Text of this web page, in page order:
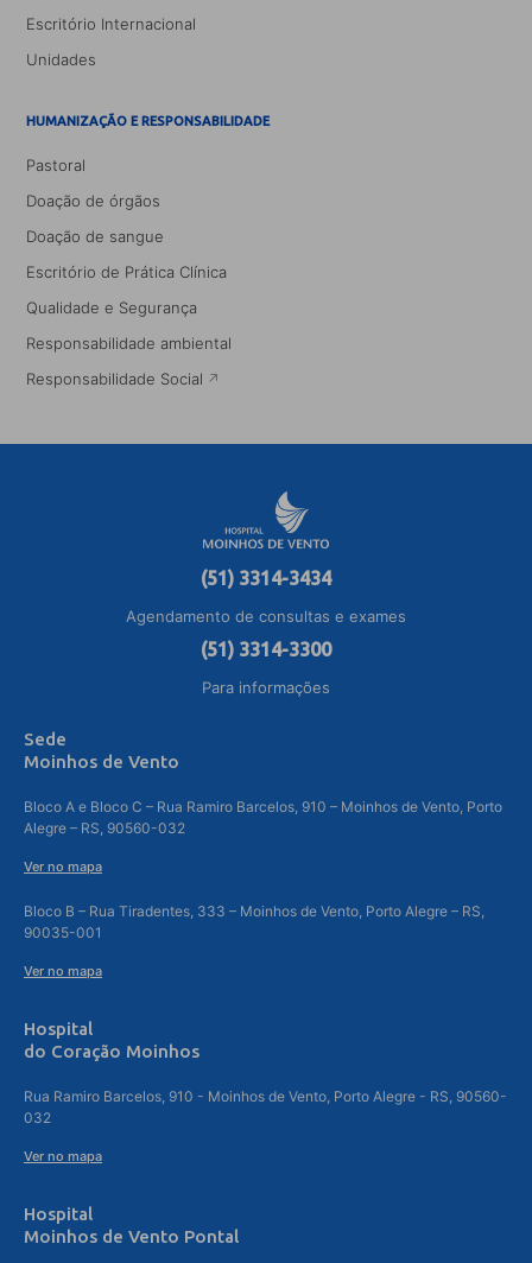
Escritório Internacional
Unidades
HUMANIZAÇÃO E RESPONSABILIDADE
Pastoral
Doação de órgãos
Doação de sangue
Escritório de Prática Clínica
Qualidade e Segurança
Responsabilidade ambiental
Responsabilidade Social
(51) 3314-3434
Agendamento de consultas e exames
(51) 3314-3300
Para informações
Sede
Moinhos de Vento
Bloco A e Bloco C – Rua Ramiro Barcelos, 910 – Moinhos de Vento, Porto
Alegre – RS, 90560-032
Ver no mapa
Bloco B – Rua Tiradentes, 333 – Moinhos de Vento, Porto Alegre – RS,
90035-001
Ver no mapa
Hospital
do Coração Moinhos
Rua Ramiro Barcelos, 910 - Moinhos de Vento, Porto Alegre - RS, 90560-
032
Ver no mapa
Hospital
Moinhos de Vento Pontal